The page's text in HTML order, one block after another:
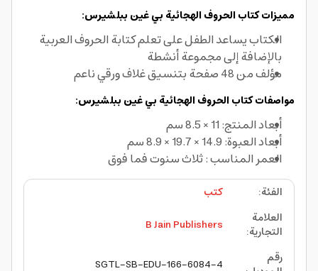
مميزات كتاب الحروف الهجائية بي غين ببلشيرس:
الكتاب يساعد الطفل على تعلم كتابة الحروف العربية
بالإضافة إلى مجموعة أنشطة
مؤلف من 48 صفحة بتنسيق غلاف ورقي ناعم
مواصفات كتاب الحروف الهجائية بي غين ببلشيرس:
أبعاد المنتج: 11 × 8.5 سم
أبعاد العبوة: 14.9 × 19.7 × 8.9 سم
العمر المناسب : ثلاث سنوت فما فوق
الفئة:
كتب
العلامة
التجارية:
B Jain Publishers
رقم
SGTL-SB-EDU-166-6084-4